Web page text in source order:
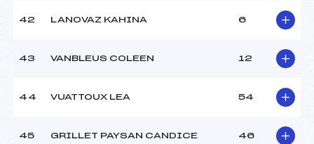
42 LANOVAZ KAHINA 6
43 VANBLEUS COLEEN 12
44 VUATTOUX LEA 54
45 GRILLET PAYSAN CANDICE 46